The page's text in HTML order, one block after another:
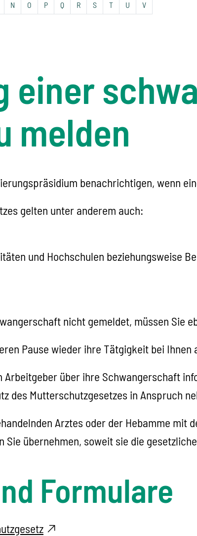
N O P Q R S T U V
melden
benachrichtigen, wenn
gelten unter anderem auch:
und Hochschulen beziehungsweise
nicht gemeldet, müssen Sie
Pause wieder ihre Tätgigkeit bei Ihnen
über ihre Schwangerschaft
des Mutterschutzgesetzes in Anspruch
Arztes oder der Hebamme mit
Sie übernehmen, soweit sie die
Formulare